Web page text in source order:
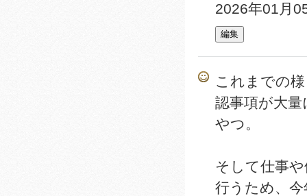
2026年01月
これまでの
認事項が大
やつ。
そして仕事
行うため、